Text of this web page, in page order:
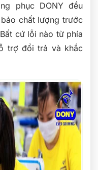
phục DONY đều
chất lượng trước
cứ lỗi nào từ phía
trợ đổi trả và khắc